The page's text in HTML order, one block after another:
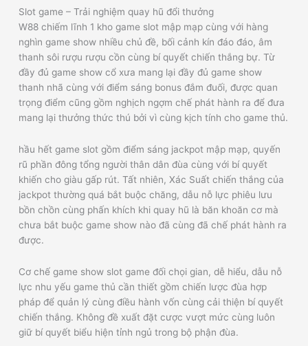
Slot game – Trải nghiệm quay hũ đổi thưởng
W88 chiếm lĩnh 1 kho game slot mập mạp cùng với hàng
nghìn game show nhiều chủ đề, bối cảnh kín đáo đáo, âm
thanh sôi rượu rượu cồn cùng bí quyết chiến thắng bự. Từ
đầy đủ game show cổ xưa mang lại đầy đủ game show
thanh nhã cùng với điểm sáng bonus đắm đuối, được quan
trọng điểm cũng gồm nghịch ngợm chế phát hành ra để đưa
mang lại thưởng thức thú bởi vì cùng kịch tính cho game thủ.
hầu hết game slot gồm điểm sáng jackpot mập mạp, quyến
rũ phần đông tổng người thân dân đùa cùng với bí quyết
khiến cho giàu gấp rút. Tất nhiên, Xác Suất chiến thắng của
jackpot thường quá bắt buộc chăng, dẫu nỗ lực phiêu lưu
bồn chồn cùng phấn khích khi quay hũ là băn khoăn cơ mà
chưa bắt buộc game show nào đã cùng đã chế phát hành ra
được.
Cơ chế game show slot game đối chọi gian, dễ hiểu, dẫu nỗ
lực nhu yếu game thủ cần thiết gồm chiến lược đùa hợp
pháp để quản lý cùng điều hành vốn cùng cải thiện bí quyết
chiến thắng. Không đề xuất đặt cược vượt mức cùng luôn
giữ bí quyết biểu hiện tỉnh ngủ trong bộ phận đùa.